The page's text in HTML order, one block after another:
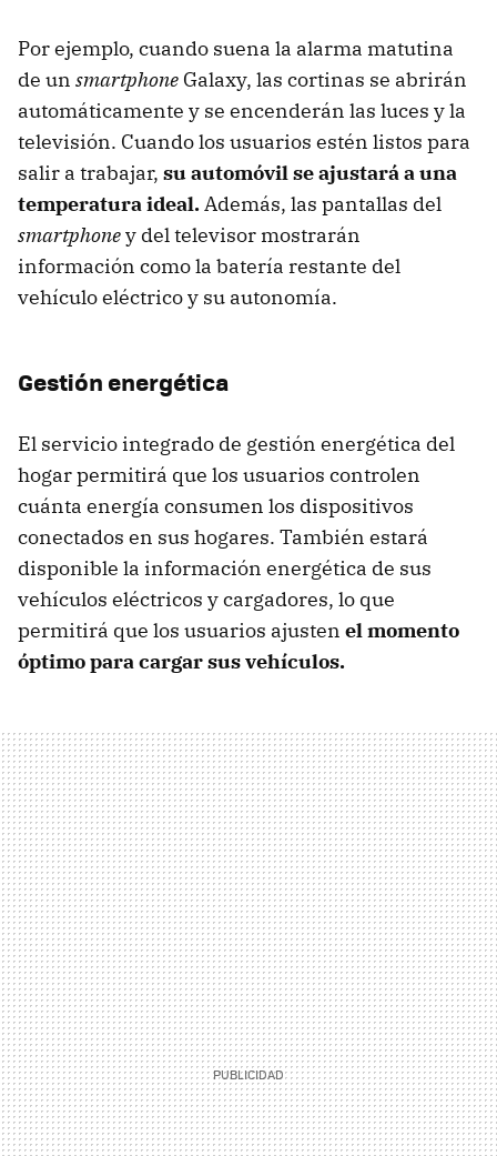
Por ejemplo, cuando suena la alarma matutina
de un smartphone Galaxy, las cortinas se abrirán
automáticamente y se encenderán las luces y la
televisión. Cuando los usuarios estén listos para
salir a trabajar, su automóvil se ajustará a una
temperatura ideal.Además, las pantallas del
smartphoney del televisor mostrarán
información como la batería restante del
vehículo eléctrico y su autonomía.
Gestión energética
El servicio integrado de gestión energética del
hogar permitirá que los usuarios controlen
cuánta energía consumen los dispositivos
conectados en sus hogares. También estará
disponible la información energética de sus
vehículos eléctricos y cargadores, lo que
permitirá que los usuarios ajusten el momento
óptimo para cargar sus vehículos.